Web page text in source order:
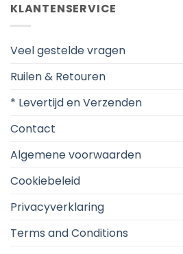
KLANTENSERVICE
Veel gestelde vragen
Ruilen & Retouren
* Levertijd en Verzenden
Contact
Algemene voorwaarden
Cookiebeleid
Privacyverklaring
Terms and Conditions